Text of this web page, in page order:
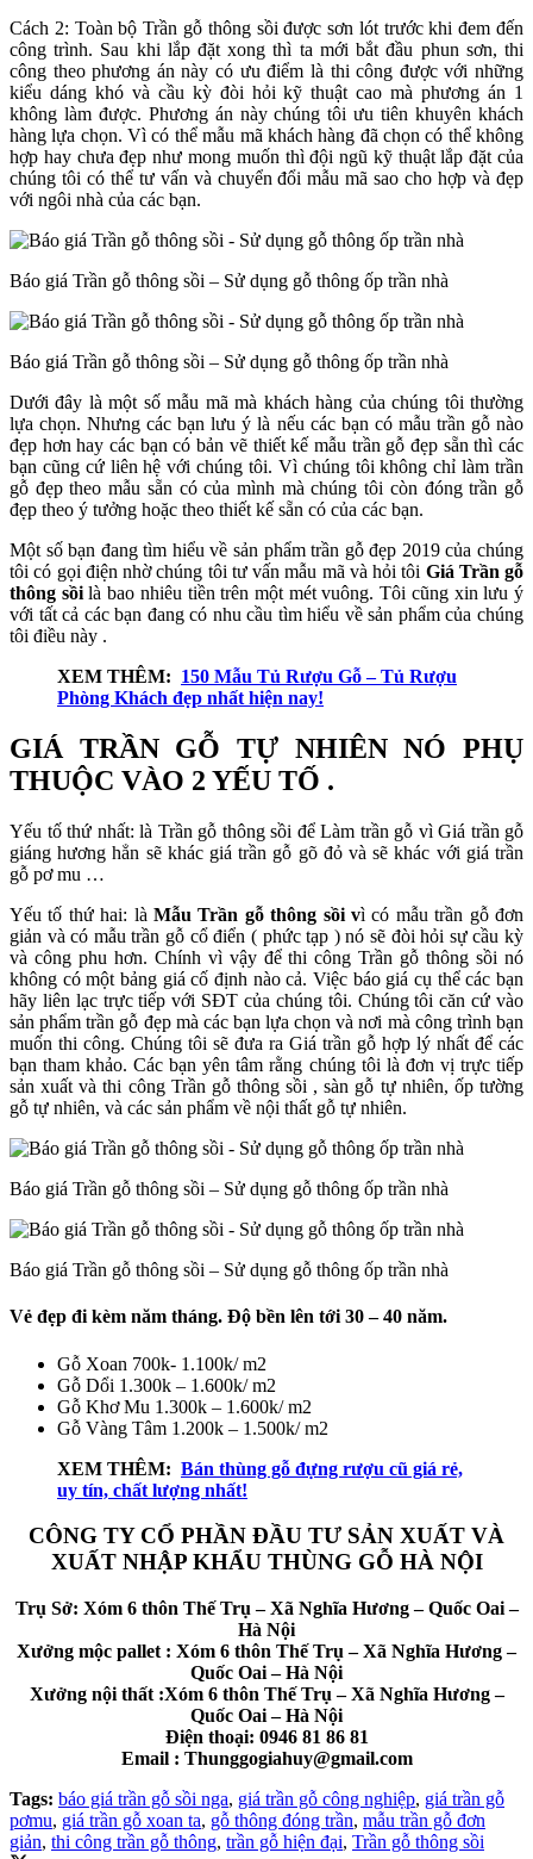
Cách 2: Toàn bộ Trần gỗ thông sồi được sơn lót trước khi đem đến
công trình. Sau khi lắp đặt xong thì ta mới bắt đầu phun sơn, thi
công theo phương án này có ưu điểm là thi công được với những
kiểu dáng khó và cầu kỳ đòi hỏi kỹ thuật cao mà phương án 1
không làm được. Phương án này chúng tôi ưu tiên khuyên khách
hàng lựa chọn. Vì có thể mẫu mã khách hàng đã chọn có thể không
hợp hay chưa đẹp như mong muốn thì đội ngũ kỹ thuật lắp đặt của
chúng tôi có thể tư vấn và chuyển đổi mẫu mã sao cho hợp và đẹp
với ngôi nhà của các bạn.
Báo giá Trần gỗ thông sồi – Sử dụng gỗ thông ốp trần nhà
Báo giá Trần gỗ thông sồi – Sử dụng gỗ thông ốp trần nhà
Dưới đây là một số mẫu mã mà khách hàng của chúng tôi thường
lựa chọn. Nhưng các bạn lưu ý là nếu các bạn có mẫu trần gỗ nào
đẹp hơn hay các bạn có bản vẽ thiết kế mẫu trần gỗ đẹp sẵn thì các
bạn cũng cứ liên hệ với chúng tôi. Vì chúng tôi không chỉ làm trần
gỗ đẹp theo mẫu sẵn có của mình mà chúng tôi còn đóng trần gỗ
đẹp theo ý tưởng hoặc theo thiết kế sẵn có của các bạn.
Một số bạn đang tìm hiểu về sản phẩm trần gỗ đẹp 2019 của chúng
tôi có gọi điện nhờ chúng tôi tư vấn mẫu mã và hỏi tôi Giá Trần gỗ
thông sồilà bao nhiêu tiền trên một mét vuông. Tôi cũng xin lưu ý
với tất cả các bạn đang có nhu cầu tìm hiểu về sản phẩm của chúng
tôi điều này .
XEM THÊM: 150 Mẫu Tủ Rượu Gỗ – Tủ Rượu
Phòng Khách đẹp nhất hiện nay!
GIÁ TRẦN GỖ TỰ NHIÊN NÓ PHỤ
THUỘC VÀO 2 YẾU TỐ .
Yếu tố thứ nhất: là Trần gỗ thông sồi để Làm trần gỗ vì Giá trần gỗ
giáng hương hẳn sẽ khác giá trần gỗ gõ đỏ và sẽ khác với giá trần
gỗ pơ mu …
Yếu tố thứ hai: là Mẫu Trần gỗ thông sồi vì có mẫu trần gỗ đơn
giản và có mẫu trần gỗ cổ điển ( phức tạp ) nó sẽ đòi hỏi sự cầu kỳ
và công phu hơn. Chính vì vậy để thi công Trần gỗ thông sồi nó
không có một bảng giá cố định nào cả. Việc báo giá cụ thể các bạn
hãy liên lạc trực tiếp với SĐT của chúng tôi. Chúng tôi căn cứ vào
sản phẩm trần gỗ đẹp mà các bạn lựa chọn và nơi mà công trình bạn
muốn thi công. Chúng tôi sẽ đưa ra Giá trần gỗ hợp lý nhất để các
bạn tham khảo. Các bạn yên tâm rằng chúng tôi là đơn vị trực tiếp
sản xuất và thi công Trần gỗ thông sồi , sàn gỗ tự nhiên, ốp tường
gỗ tự nhiên, và các sản phẩm về nội thất gỗ tự nhiên.
Báo giá Trần gỗ thông sồi – Sử dụng gỗ thông ốp trần nhà
Báo giá Trần gỗ thông sồi – Sử dụng gỗ thông ốp trần nhà
Vẻ đẹp đi kèm năm tháng. Độ bền lên tới 30 – 40 năm.
Gỗ Xoan 700k- 1.100k/ m2
Gỗ Dổi 1.300k – 1.600k/ m2
Gỗ Khơ Mu 1.300k – 1.600k/ m2
Gỗ Vàng Tâm 1.200k – 1.500k/ m2
XEM THÊM: Bán thùng gỗ đựng rượu cũ giá rẻ,
uy tín, chất lượng nhất!
CÔNG TY CỔ PHẦN ĐẦU TƯ SẢN XUẤT VÀ
XUẤT NHẬP KHẨU THÙNG GỖ HÀ NỘI
Trụ Sở: Xóm 6 thôn Thế Trụ – Xã Nghĩa Hương – Quốc Oai –
Hà Nội
Xưởng mộc pallet : Xóm 6 thôn Thế Trụ – Xã Nghĩa Hương –
Quốc Oai – Hà Nội
Xưởng nội thất :Xóm 6 thôn Thế Trụ – Xã Nghĩa Hương –
Quốc Oai – Hà Nội
Điện thoại: 0946 81 86 81
Email : Thunggogiahuy@gmail.com
Tags: báo giá trần gỗ sồi nga, giá trần gỗ công nghiệp, giá trần gỗ
pơmu, giá trần gỗ xoan ta, gỗ thông đóng trần, mẫu trần gỗ đơn
giản, thi công trần gỗ thông, trần gỗ hiện đại, Trần gỗ thông sồi